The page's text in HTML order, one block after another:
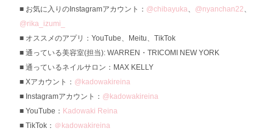
お気に入りのInstagramアカウント： @chibayuka、 @nyanchan22、
@rika_izumi_
オススメのアプリ：YouTube、Meitu、TikTok
通っている美容室(担当): WARREN・TRICOMI NEW YORK
通っているネイルサロン：MAX KELLY
Xアカウント： @kadowakireina
Instagramアカウント： @kadowakireina
YouTube： Kadowaki Reina
TikTok： ＠kadowakireina